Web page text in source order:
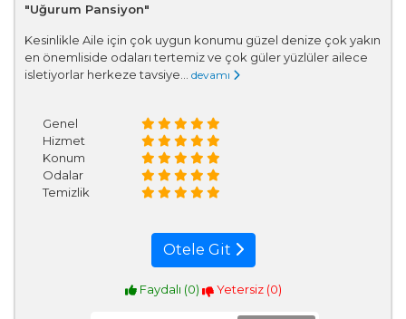
"Uğurum Pansiyon"
Kesinlikle Aile için çok uygun konumu güzel denize çok yakın
en önemliside odaları tertemiz ve çok güler yüzlüler ailece
isletiyorlar herkeze tavsiye... devamı
Genel
Hizmet
Konum
Odalar
Temizlik
Otele Git
Faydalı (0) Yetersiz (0)